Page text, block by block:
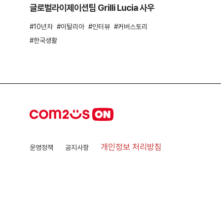
글로벌라이제이션팀 Grilli Lucia 사우
10년차 이탈리아 인터뷰
커버스토리
한국생활
운영정책 공지사항 개인정보 처리방침